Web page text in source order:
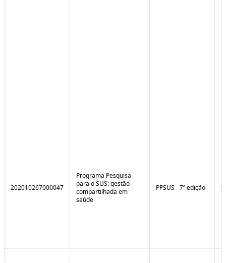
202010267000047
Programa Pesquisa
para o SUS: gestão
compartilhada em
saúde
PPSUS - 7ª edição